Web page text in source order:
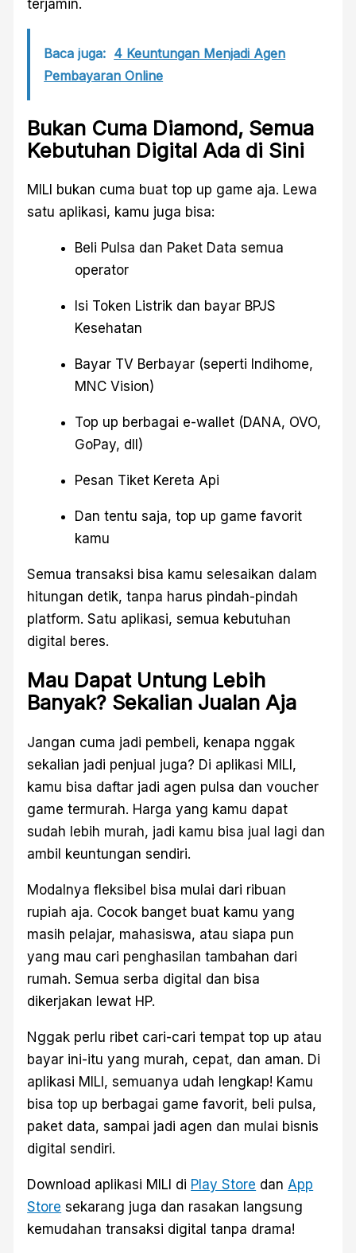
terjamin.
Baca juga: 4 Keuntungan Menjadi Agen
Pembayaran Online
Bukan Cuma Diamond, Semua
Kebutuhan Digital Ada di Sini
MILI bukan cuma buat top up game aja. Lewa
satu aplikasi, kamu juga bisa:
Beli Pulsa dan Paket Data semua
operator
Isi Token Listrik dan bayar BPJS
Kesehatan
Bayar TV Berbayar (seperti Indihome,
MNC Vision)
Top up berbagai e-wallet (DANA, OVO,
GoPay, dll)
Pesan Tiket Kereta Api
Dan tentu saja, top up game favorit
kamu
Semua transaksi bisa kamu selesaikan dalam
hitungan detik, tanpa harus pindah-pindah
platform. Satu aplikasi, semua kebutuhan
digital beres.
Mau Dapat Untung Lebih
Banyak? Sekalian Jualan Aja
Jangan cuma jadi pembeli, kenapa nggak
sekalian jadi penjual juga? Di aplikasi MILI,
kamu bisa daftar jadi agen pulsa dan voucher
game termurah. Harga yang kamu dapat
sudah lebih murah, jadi kamu bisa jual lagi dan
ambil keuntungan sendiri.
Modalnya fleksibel bisa mulai dari ribuan
rupiah aja. Cocok banget buat kamu yang
masih pelajar, mahasiswa, atau siapa pun
yang mau cari penghasilan tambahan dari
rumah. Semua serba digital dan bisa
dikerjakan lewat HP.
Nggak perlu ribet cari-cari tempat top up atau
bayar ini-itu yang murah, cepat, dan aman. Di
aplikasi MILI, semuanya udah lengkap! Kamu
bisa top up berbagai game favorit, beli pulsa,
paket data, sampai jadi agen dan mulai bisnis
digital sendiri.
Download aplikasi MILI di Play Store dan App
Store sekarang juga dan rasakan langsung
kemudahan transaksi digital tanpa drama!